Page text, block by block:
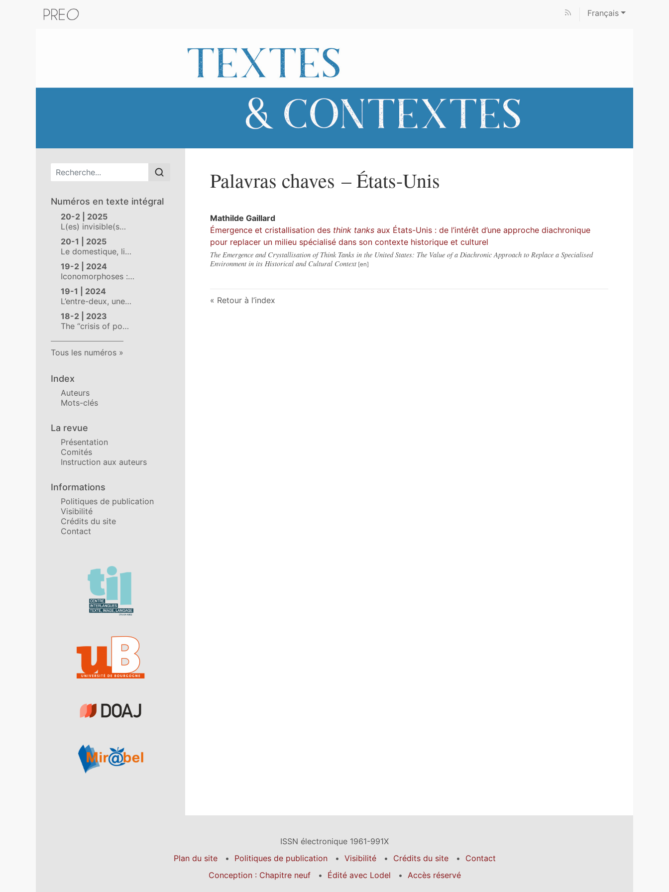
Français
Menu principal
Numéros en texte intégral
20-2 | 2025
L(es) invisible(s…
20-1 | 2025
Le domestique, li…
19-2 | 2024
Iconomorphoses :…
19-1 | 2024
L’entre-deux, une…
18-2 | 2023
The “crisis of po…
Tous les numéros
Index
Auteurs
Mots-clés
La revue
Présentation
Comités
Instruction aux auteurs
Informations
Politiques de publication
Visibilité
Crédits du site
Contact
Affiliations/partenaires
Palavras chaves – États-Unis
Mathilde Gaillard
Émergence et cristallisation des think tanks aux États-Unis : de l’intérêt d’une approche diachronique
pour replacer un milieu spécialisé dans son contexte historique et culturel
The Emergence and Crystallisation of Think Tanks in the United States: The Value of a Diachronic Approach to Replace a Specialised
Environment in its Historical and Cultural Context
Retour à l’index
ISSN électronique 1961-991X
Plan du site
Politiques de publication Visibilité Crédits du site
Contact
Conception : Chapitre neuf
Édité avec Lodel Accès réservé